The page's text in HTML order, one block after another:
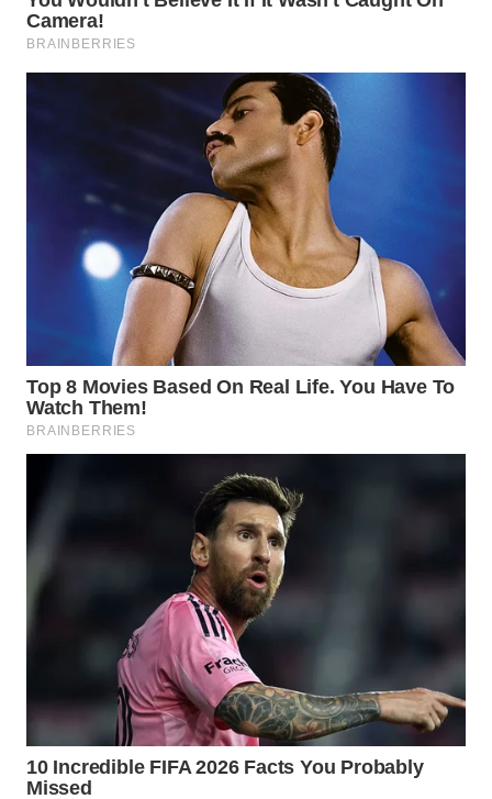
WN
WN
PADANG
LAWAS
SUMEDANG
WN
CIANJUR
BINJAI
WN
CIREBON